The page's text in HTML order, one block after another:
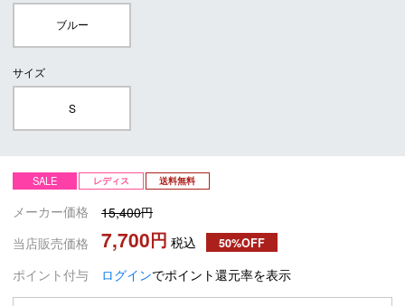
ブルー
サイズ
S
SALE レディス 送料無料
メーカー価格
15,400
当店販売価格
7,700 税込 50%OFF
ポイント付与 ログインでポイント還元率を表示